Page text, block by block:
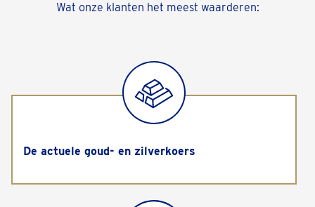
Wat onze klanten het meest waarderen:
De actuele goud- en zilverkoers